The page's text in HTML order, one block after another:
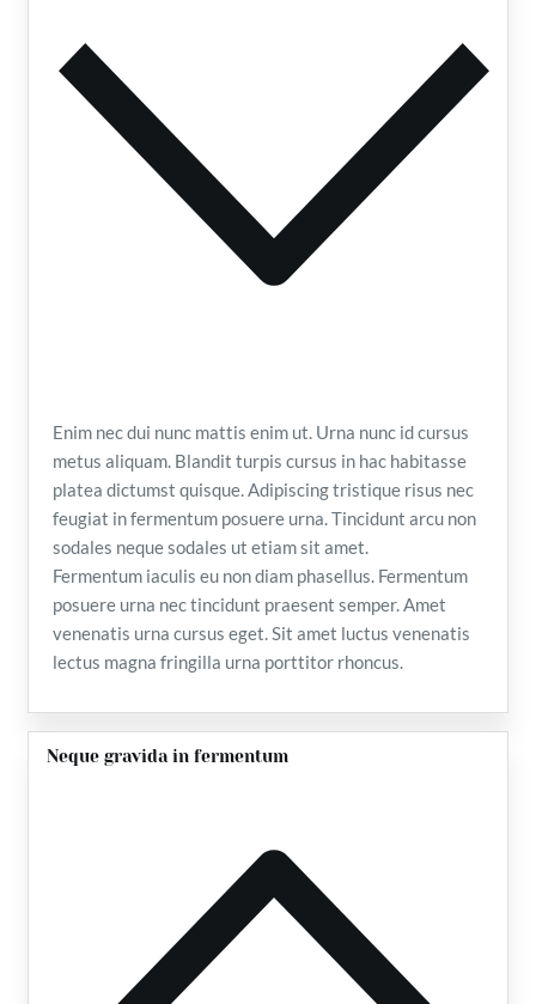
Enim nec dui nunc mattis enim ut. Urna nunc id cursus
metus aliquam. Blandit turpis cursus in hac habitasse
platea dictumst quisque. Adipiscing tristique risus nec
feugiat in fermentum posuere urna. Tincidunt arcu non
sodales neque sodales ut etiam sit amet.
Fermentum iaculis eu non diam phasellus. Fermentum
posuere urna nec tincidunt praesent semper. Amet
venenatis urna cursus eget. Sit amet luctus venenatis
lectus magna fringilla urna porttitor rhoncus.
Neque gravida in fermentum